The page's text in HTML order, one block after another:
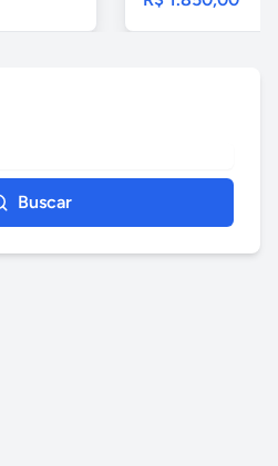
Buscar